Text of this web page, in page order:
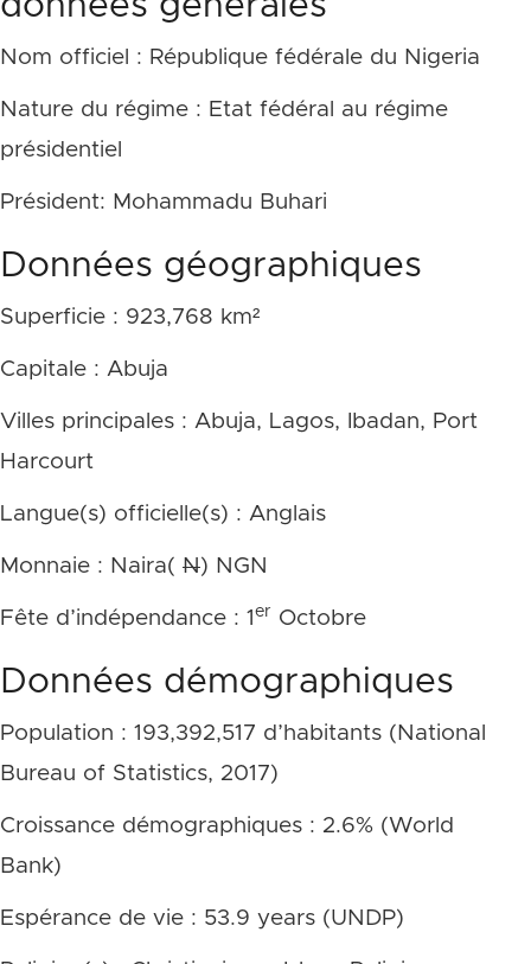
Nom officiel : République fédérale du Nigeria
Nature du régime : Etat fédéral au régime
présidentiel
Président: Mohammadu Buhari
Données géographiques
Superficie : 923,768 km²
Capitale : Abuja
Villes principales : Abuja, Lagos, Ibadan, Port
Harcourt
Langue(s) officielle(s) : Anglais
Monnaie : Naira( N) NGN
Fête d’indépendance : 1 er Octobre
Données démographiques
Population : 193,392,517 d’habitants (National
Bureau of Statistics, 2017)
Croissance démographiques : 2.6% (World
Bank)
Espérance de vie : 53.9 years (UNDP)